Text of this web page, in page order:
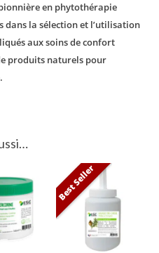
en phytothérapie
dans la sélection et l’utilisation
aux soins de confort
produits naturels pour
Best Seller